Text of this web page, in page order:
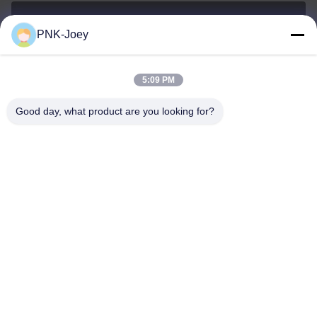
E-Mail-Adresse
008613580404923
PNK-Joey
5:09 PM
Good day, what product are you looking for?